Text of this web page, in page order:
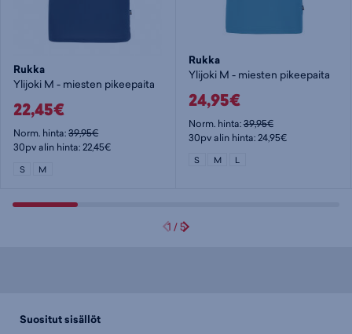
Rukka
Ylijoki M - miesten pikeepaita
22,45€
Norm. hinta:39,95€
30pv alin hinta: 22,45€
S M
Rukka
Ylijoki M - miesten pikeepaita
24,95€
Norm. hinta:39,95€
30pv alin hinta: 24,95€
S M L
1 /5
Suositut sisällöt